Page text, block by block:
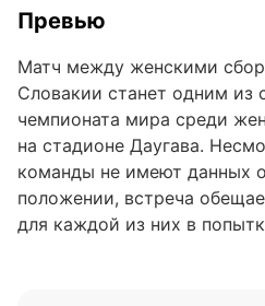
Превью
Матч между женскими
Словакии станет одним из
чемпионата мира среди
на стадионе Даугава.
команды не имеют данных
положении, встреча
для каждой из них в